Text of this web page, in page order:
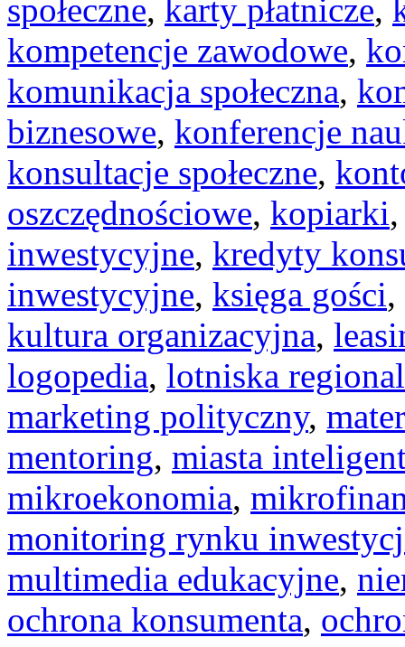
społeczne, karty płatnicze,
kompetencje zawodowe,
komunikacja społeczna,
biznesowe, konferencje
konsultacje społeczne,
oszczędnościowe, kopiarki
inwestycyjne, kredyty
inwestycyjne, księga gości,
kultura organizacyjna,
logopedia, lotniska
marketing polityczny,
mentoring, miasta
mikroekonomia,
monitoring rynku
multimedia edukacyjne,
ochrona konsumenta,